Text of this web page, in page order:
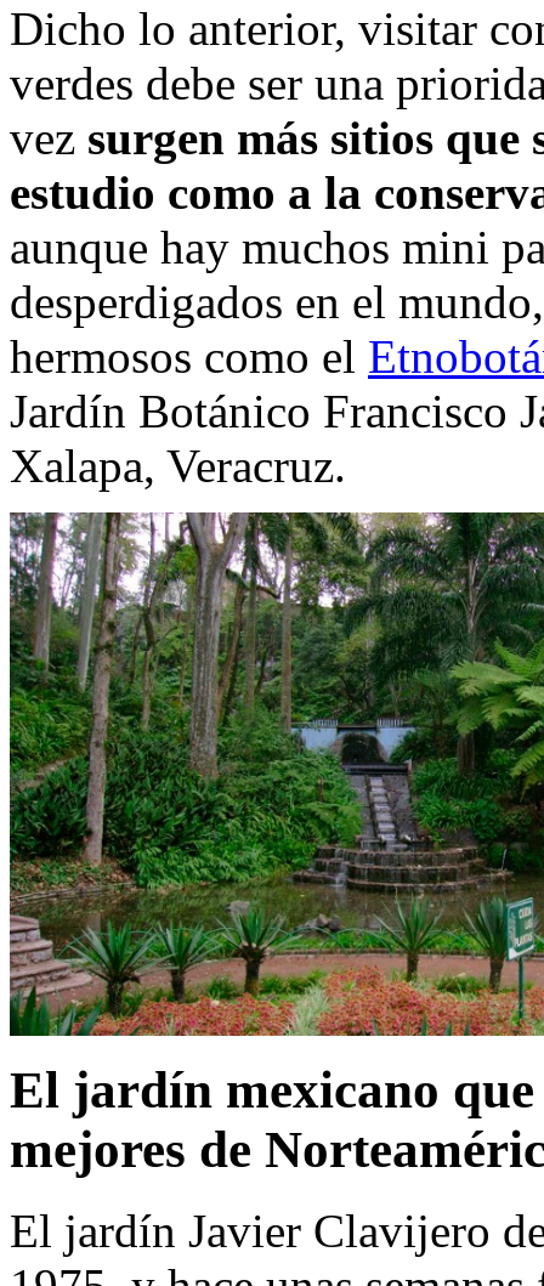
Dicho lo anterior, visitar
verdes debe ser una
vez surgen más sitios que
estudio como a la
aunque hay muchos mini
desperdigados en el
hermosos como el
Jardín Botánico Francisco
Xalapa, Veracruz.
El jardín mexicano que
mejores de
El jardín Javier Clavijero